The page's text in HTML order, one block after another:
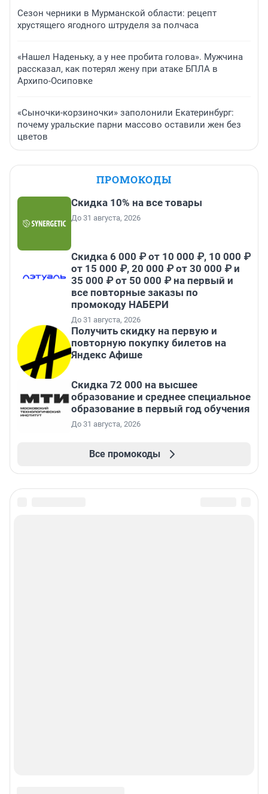
Сезон черники в Мурманской области: рецепт
хрустящего ягодного штруделя за полчаса
«Нашел Наденьку, а у нее пробита голова». Мужчина
рассказал, как потерял жену при атаке БПЛА в
Архипо-Осиповке
«Сыночки-корзиночки» заполонили Екатеринбург:
почему уральские парни массово оставили жен без
цветов
ПРОМОКОДЫ
Скидка 10% на все товары
До 31 августа, 2026
Скидка 6 000 ₽ от 10 000 ₽, 10 000 ₽
от 15 000 ₽, 20 000 ₽ от 30 000 ₽ и
35 000 ₽ от 50 000 ₽ на первый и
все повторные заказы по
промокоду НАБЕРИ
До 31 августа, 2026
Получить скидку на первую и
повторную покупку билетов на
Яндекс Афише
Скидка 72 000 на высшее
образование и среднее специальное
образование в первый год обучения
До 31 августа, 2026
Все промокоды